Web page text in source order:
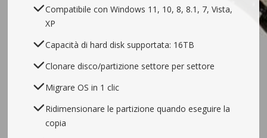
Compatibile con Windows 11, 10, 8, 8.1, 7, Vista,
XP
Capacità di hard disk supportata: 16TB
Clonare disco/partizione settore per settore
Migrare OS in 1 clic
Ridimensionare le partizione quando eseguire la
copia